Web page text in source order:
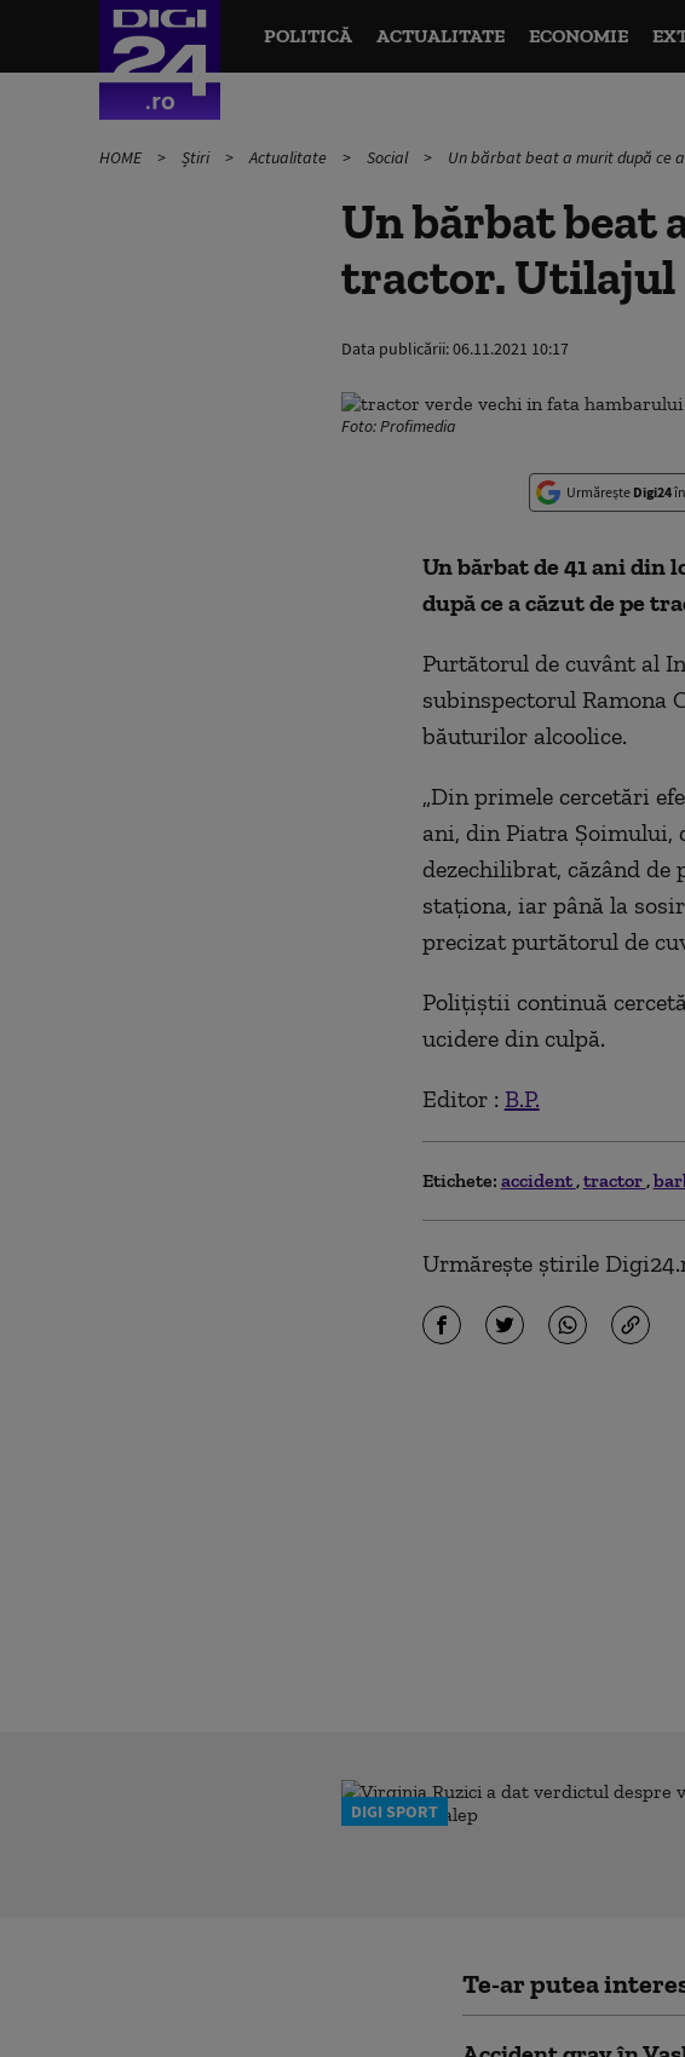
POLITICĂ ACTUALITATE ECONOMIE
HOME Știri Actualitate Social Un bărbat beat a murit după ce
Un bărbat beat
tractor. Utilajul
Data publicării:06.11.2021 10:17
Foto: Profimedia
Urmărește Digi24
Un bărbat de 41 ani
după ce a căzut de pe
Purtătorul de cuvânt al
subinspectorul Ramona
băuturilor alcoolice.
„Din primele cercetări
ani, din Piatra Şoimului,
dezechilibrat, căzând
staţiona, iar până la
precizat purtătorul de
Poliţiştii continuă
ucidere din culpă.
Editor : B.P.
Etichete: accident tractor
Urmărește știrile
DIGI SPORT
Te-ar putea